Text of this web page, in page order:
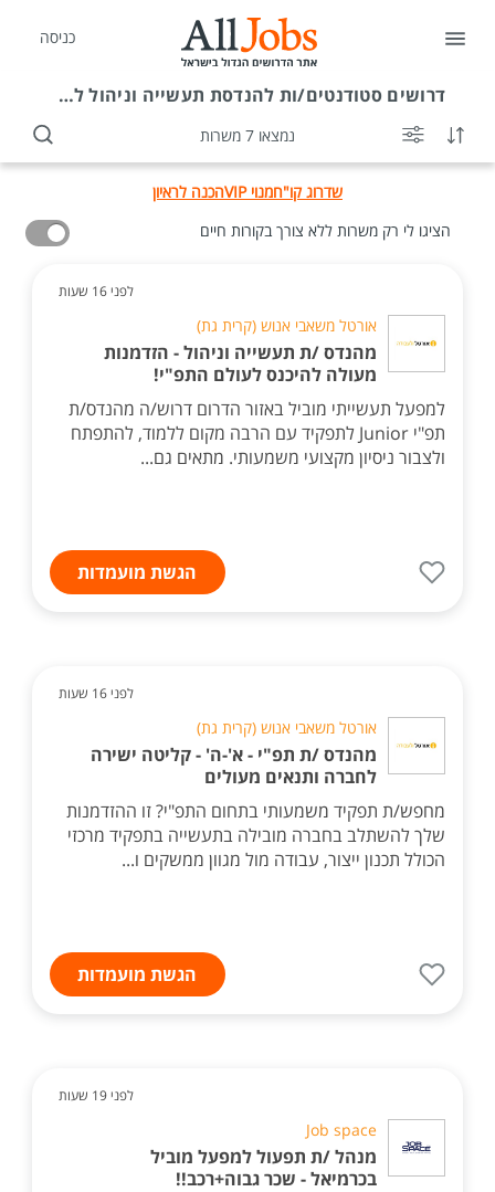
כניסה
דרושים סטודנטים/ות להנדסת תעשייה וניהול לדוברי שפות
נמצאו 7 משרות
שדרוג קו"חמנוי VIP
הכנה לראיון
הציגו לי רק משרות ללא צורך בקורות חיים
לפני 16 שעות
אורטל משאבי אנוש (קרית גת)
מהנדס /ת תעשייה וניהול - הזדמנות
מעולה להיכנס לעולם התפ"י!
למפעל תעשייתי מוביל באזור הדרום דרוש/ה מהנדס/ת
תפ"י Junior לתפקיד עם הרבה מקום ללמוד, להתפתח
ולצבור ניסיון מקצועי משמעותי. מתאים גם...
הגשת מועמדות
לפני 16 שעות
אורטל משאבי אנוש (קרית גת)
מהנדס /ת תפ"י - א'-ה' - קליטה ישירה
לחברה ותנאים מעולים
מחפש/ת תפקיד משמעותי בתחום התפ"י? זו ההזדמנות
שלך להשתלב בחברה מובילה בתעשייה בתפקיד מרכזי
הכולל תכנון ייצור, עבודה מול מגוון ממשקים ו...
הגשת מועמדות
לפני 19 שעות
Job space
מנהל /ת תפעול למפעל מוביל
בכרמיאל - שכר גבוה+רכב!!